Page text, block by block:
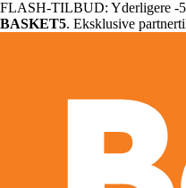
FLASH-TILBUD: Yderligere -
BASKET5. Eksklusive